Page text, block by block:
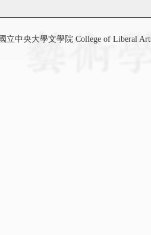
國立中央大學文學院 College of Liberal